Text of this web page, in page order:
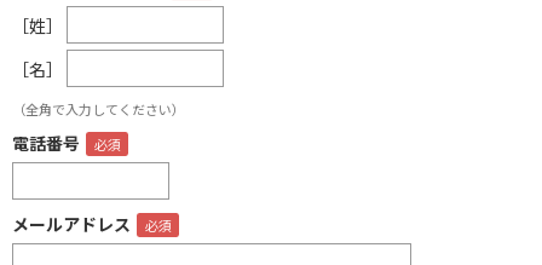
［姓］
［名］
（全角で入力してください）
電話番号
メールアドレス